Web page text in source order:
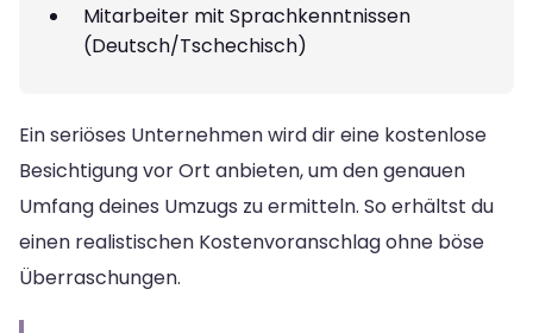
Mitarbeiter mit Sprachkenntnissen
(Deutsch/Tschechisch)
Ein seriöses Unternehmen wird dir eine kostenlose
Besichtigung vor Ort anbieten, um den genauen
Umfang deines Umzugs zu ermitteln. So erhältst du
einen realistischen Kostenvoranschlag ohne böse
Überraschungen.